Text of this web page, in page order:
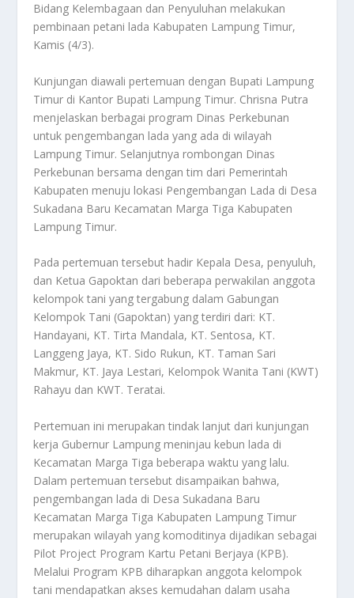
Bidang Kelembagaan dan Penyuluhan melakukan
pembinaan petani lada Kabupaten Lampung Timur,
Kamis (4/3).
Kunjungan diawali pertemuan dengan Bupati Lampung
Timur di Kantor Bupati Lampung Timur. Chrisna Putra
menjelaskan berbagai program Dinas Perkebunan
untuk pengembangan lada yang ada di wilayah
Lampung Timur. Selanjutnya rombongan Dinas
Perkebunan bersama dengan tim dari Pemerintah
Kabupaten menuju lokasi Pengembangan Lada di Desa
Sukadana Baru Kecamatan Marga Tiga Kabupaten
Lampung Timur.
Pada pertemuan tersebut hadir Kepala Desa, penyuluh,
dan Ketua Gapoktan dari beberapa perwakilan anggota
kelompok tani yang tergabung dalam Gabungan
Kelompok Tani (Gapoktan) yang terdiri dari: KT.
Handayani, KT. Tirta Mandala, KT. Sentosa, KT.
Langgeng Jaya, KT. Sido Rukun, KT. Taman Sari
Makmur, KT. Jaya Lestari, Kelompok Wanita Tani (KWT)
Rahayu dan KWT. Teratai.
Pertemuan ini merupakan tindak lanjut dari kunjungan
kerja Gubernur Lampung meninjau kebun lada di
Kecamatan Marga Tiga beberapa waktu yang lalu.
Dalam pertemuan tersebut disampaikan bahwa,
pengembangan lada di Desa Sukadana Baru
Kecamatan Marga Tiga Kabupaten Lampung Timur
merupakan wilayah yang komoditinya dijadikan sebagai
Pilot Project Program Kartu Petani Berjaya (KPB).
Melalui Program KPB diharapkan anggota kelompok
tani mendapatkan akses kemudahan dalam usaha